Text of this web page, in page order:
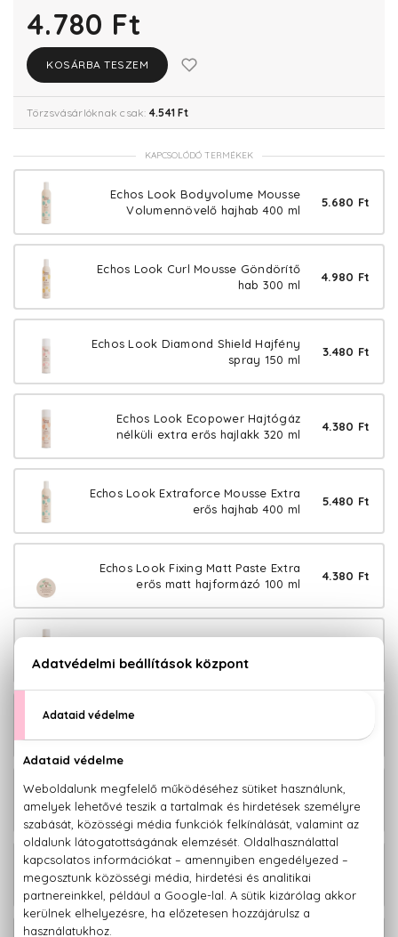
4.780 Ft
KOSÁRBA TESZEM
Törzsvásárlóknak csak: 4.541 Ft
KAPCSOLÓDÓ TERMÉKEK
Echos Look Bodyvolume Mousse
Volumennövelő hajhab 400 ml
5.680 Ft
Echos Look Curl Mousse Göndörítő
hab 300 ml
4.980 Ft
Echos Look Diamond Shield Hajfény
spray 150 ml
3.480 Ft
Echos Look Ecopower Hajtógáz
nélküli extra erős hajlakk 320 ml
4.380 Ft
Echos Look Extraforce Mousse Extra
erős hajhab 400 ml
5.480 Ft
Echos Look Fixing Matt Paste Extra
erős matt hajformázó 100 ml
4.380 Ft
hajlakk 500 ml
Echos Look Hair Volumizer Hajtőemelő
Echos Look Heat Protector Hővédő
spray 200 ml
3.980 Ft
Echos Look Liss Styler Hajsimító
folyadék 225 ml